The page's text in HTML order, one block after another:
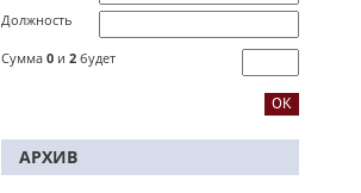
Должность
Сумма 0 и 2 будет
АРХИВ